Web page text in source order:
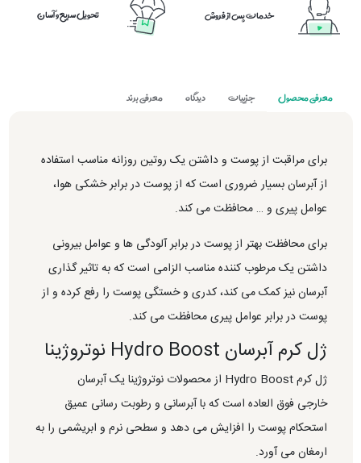
خدمات پس از فروش تحویل سریع و آسان
معرفی محصول جزییات دیدگاه معرفی برند
برای مراقبت از پوست و داشتن یک روتین روزانه مناسب استفاده
از آبرسان بسیار ضروری است که از پوست در برابر خشکی هوا،
عوامل پیری و … محافظت می کند.
برای محافظت بهتر از پوست در برابر آلودگی ها و عوامل بیرونی
داشتن یک مرطوب کننده مناسب الزامی است که به تاثیر گذاری
آبرسان نیز کمک می کند، کدری و خستگی پوست را رفع کرده و از
پوست در برابر عوامل پیری محافظت می کند.
ژل کرم آبرسان Hydro Boost نوتروژینا
ژل کرم Hydro Boost از محصولات نوتروژینا یک آبرسان
خارجی فوق العاده است که با آبرسانی و رطوبت رسانی عمیق
استحکام پوست را افزایش می دهد و سطحی نرم و ابریشمی را به
ارمغان می آورد.